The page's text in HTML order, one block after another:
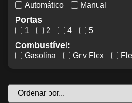
Automático Manual
Portas
1 2 4 5
Combustível:
Gasolina Gnv Flex